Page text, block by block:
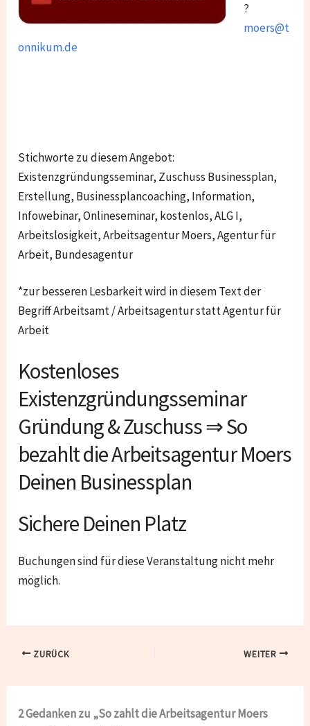
?
moers@t
onnikum.de
Stichworte zu diesem Angebot:
Existenzgründungsseminar, Zuschuss Businessplan,
Erstellung, Businessplancoaching, Information,
Infowebinar, Onlineseminar, kostenlos, ALG I,
Arbeitslosigkeit, Arbeitsagentur Moers, Agentur für
Arbeit, Bundesagentur
*zur besseren Lesbarkeit wird in diesem Text der
Begriff Arbeitsamt / Arbeitsagentur statt Agentur für
Arbeit
Kostenloses
Existenzgründungsseminar
Gründung & Zuschuss ⇒ So
bezahlt die Arbeitsagentur Moers
Deinen Businessplan
Sichere Deinen Platz
Buchungen sind für diese Veranstaltung nicht mehr
möglich.
ZURÜCK WEITER
2 Gedanken zu „So zahlt die Arbeitsagentur Moers